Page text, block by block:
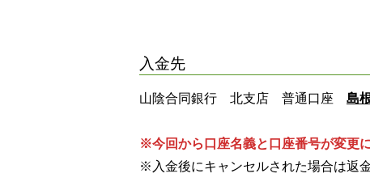
入金先
山陰合同銀行 北支店 普通口座 島
※今回から口座名義と口座番号が変更
※入金後にキャンセルされた場合は返